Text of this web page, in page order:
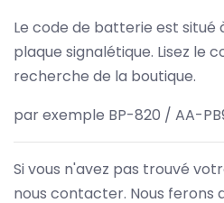
Le code de batterie est
plaque signalétique. Lisez le
recherche de la boutique.
par exemple BP-820 / AA-
Si vous n'avez pas trouvé
nous contacter. Nous ferons